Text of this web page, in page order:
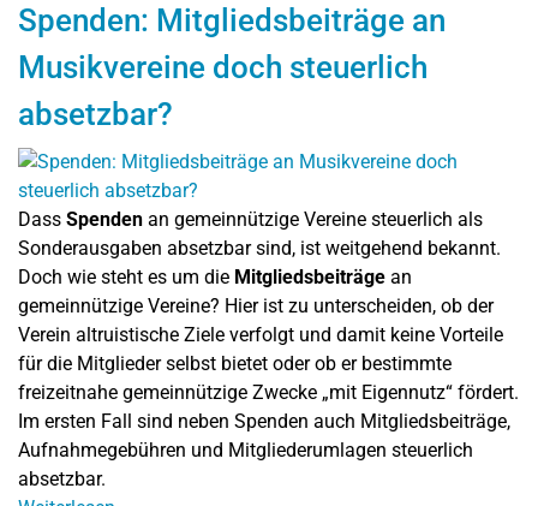
Spenden: Mitgliedsbeiträge an
Musikvereine doch steuerlich
absetzbar?
Dass Spenden an gemeinnützige Vereine steuerlich als
Sonderausgaben absetzbar sind, ist weitgehend bekannt.
Doch wie steht es um die Mitgliedsbeiträge an
gemeinnützige Vereine? Hier ist zu unterscheiden, ob der
Verein altruistische Ziele verfolgt und damit keine Vorteile
für die Mitglieder selbst bietet oder ob er bestimmte
freizeitnahe gemeinnützige Zwecke „mit Eigennutz“ fördert.
Im ersten Fall sind neben Spenden auch Mitgliedsbeiträge,
Aufnahmegebühren und Mitgliederumlagen steuerlich
absetzbar.